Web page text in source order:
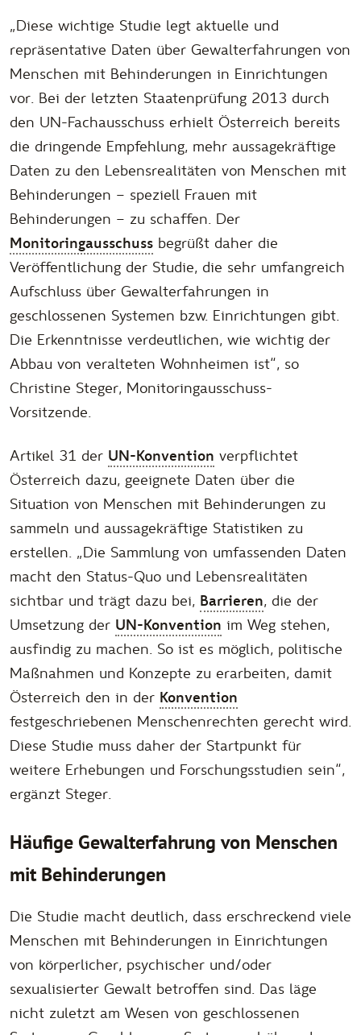
„Diese wichtige Studie legt aktuelle und
repräsentative Daten über Gewalterfahrungen von
Menschen mit Behinderungen in Einrichtungen
vor. Bei der letzten Staatenprüfung 2013 durch
den UN-Fachausschuss erhielt Österreich bereits
die dringende Empfehlung, mehr aussagekräftige
Daten zu den Lebensrealitäten von Menschen mit
Behinderungen – speziell Frauen mit
Behinderungen – zu schaffen. Der
Monitoringausschuss begrüßt daher die
Veröffentlichung der Studie, die sehr umfangreich
Aufschluss über Gewalterfahrungen in
geschlossenen Systemen bzw. Einrichtungen gibt.
Die Erkenntnisse verdeutlichen, wie wichtig der
Abbau von veralteten Wohnheimen ist“, so
Christine Steger, Monitoringausschuss-
Vorsitzende.
Artikel 31 der UN-Konvention verpflichtet
Österreich dazu, geeignete Daten über die
Situation von Menschen mit Behinderungen zu
sammeln und aussagekräftige Statistiken zu
erstellen. „Die Sammlung von umfassenden Daten
macht den Status-Quo und Lebensrealitäten
sichtbar und trägt dazu bei, Barrieren, die der
Umsetzung der UN-Konvention im Weg stehen,
ausfindig zu machen. So ist es möglich, politische
Maßnahmen und Konzepte zu erarbeiten, damit
Österreich den in der Konvention
festgeschriebenen Menschenrechten gerecht wird.
Diese Studie muss daher der Startpunkt für
weitere Erhebungen und Forschungsstudien sein“,
ergänzt Steger.
Häufige Gewalterfahrung von Menschen
mit Behinderungen
Die Studie macht deutlich, dass erschreckend viele
Menschen mit Behinderungen in Einrichtungen
von körperlicher, psychischer und/oder
sexualisierter Gewalt betroffen sind. Das läge
nicht zuletzt am Wesen von geschlossenen